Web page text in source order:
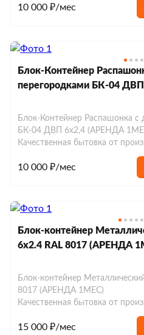
10 000 ₽/мес
Блок-Контейнер
перегородками БК-04
Блок-Контейнер Распашонка с
БК-04 ДВП 6х2,4 (АРЕНДА
Качественная бытовка от
10 000 ₽/мес
Блок-контейнер
6х2.4 RAL 8017 (АРЕНДА
Блок-контейнер
8017 (АРЕНДА 1МЕС)
Качественная бытовка от
15 000 ₽/мес